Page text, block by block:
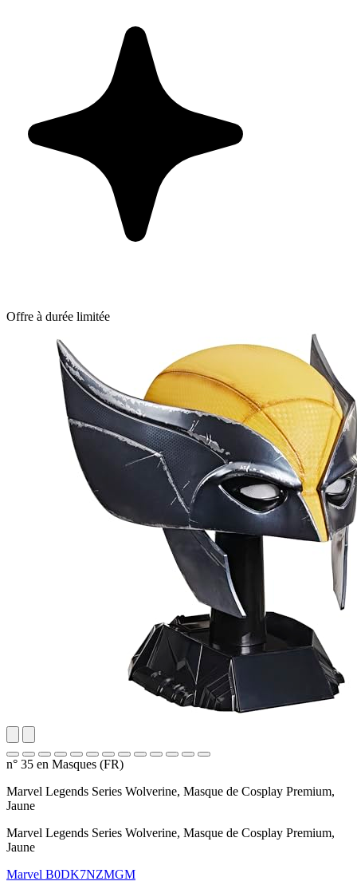
Offre à durée limitée
n° 35 en Masques (FR)
Marvel Legends Series Wolverine, Masque de Cosplay Premium,
Jaune
Marvel Legends Series Wolverine, Masque de Cosplay Premium,
Jaune
Marvel B0DK7NZMGM